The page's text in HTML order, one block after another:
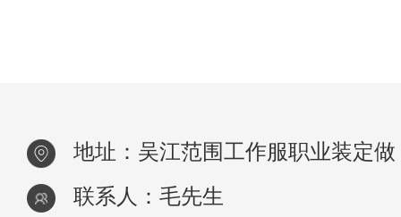
地址：吴江范围工作服职业装定做
联系人：毛先生